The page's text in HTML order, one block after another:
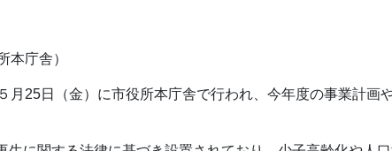
本庁舎）
25日（金）に市役所本庁舎で行われ、今年度の事業計画